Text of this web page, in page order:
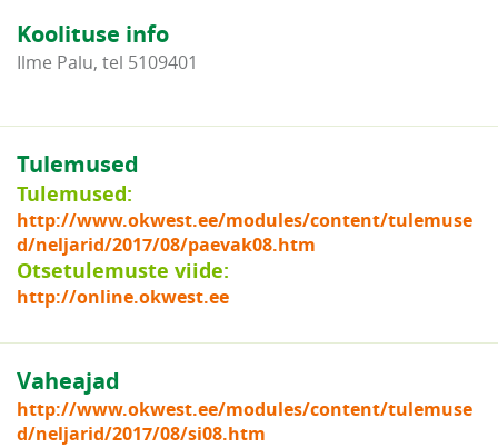
Koolituse info
Ilme Palu, tel 5109401
Tulemused
Tulemused:
http://www.okwest.ee/modules/content/tulemuse
d/neljarid/2017/08/paevak08.htm
Otsetulemuste viide:
http://online.okwest.ee
Vaheajad
http://www.okwest.ee/modules/content/tulemuse
d/neljarid/2017/08/si08.htm